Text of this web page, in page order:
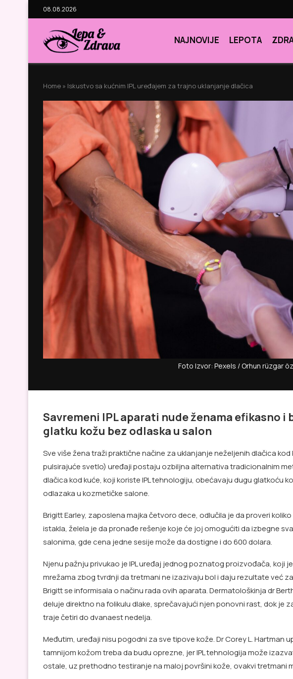
08.08.2026
NAJNOVIJE LEPOTA
Home » Iskustvo sa kućnim IPL uređajem za trajno uklanjanje dlačica
Foto Izvor: Pexels / Orhun rüzgar öz
Savremeni IPL aparati nude ženama efikasno i
glatku kožu bez odlaska u salon
Sve više žena traži praktične načine za uklanjanje neželjenih dlačica
pulsirajuće svetlo) uređaji postaju ozbiljna alternativa tradicionalnim
dlačica kod kuće, koji koriste IPL tehnologiju, obećavaju dugu glatkoću
odlazaka u kozmetičke salone.
Brigitt Earley, zaposlena majka četvoro dece, odlučila je da proveri
istakla, želela je da pronađe rešenje koje će joj omogućiti da izbegne
salonima, gde cena jedne sesije može da dostigne i do 600 dolara.
Njenu pažnju privukao je IPL uređaj jednog poznatog proizvođača, koji
mrežama zbog tvrdnji da tretmani ne izazivaju bol i daju rezultate već
Brigitt se informisala o načinu rada ovih aparata. Dermatološkinja dr
deluje direktno na folikulu dlake, sprečavajući njen ponovni rast, dok je
traje četiri do dvanaest nedelja.
Međutim, uređaji nisu pogodni za sve tipove kože. Dr Corey L. Hartman
tamnijom kožom treba da budu oprezne, jer IPL tehnologija može
ostale, uz prethodno testiranje na maloj površini kože, ovakvi tretmani